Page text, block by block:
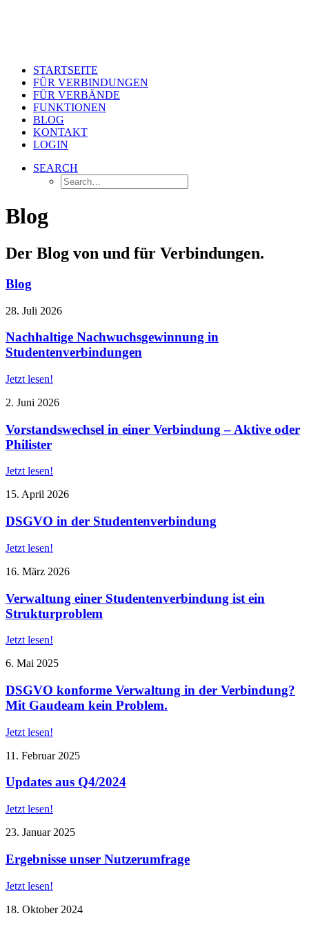
STARTSEITE
FÜR VERBINDUNGEN
FÜR VERBÄNDE
FUNKTIONEN
BLOG
KONTAKT
LOGIN
SEARCH
Blog
Der Blog von und für Verbindungen.
Blog
28. Juli 2026
Nachhaltige Nachwuchsgewinnung in
Studentenverbindungen
Jetzt lesen!
2. Juni 2026
Vorstandswechsel in einer Verbindung – Aktive oder
Philister
Jetzt lesen!
15. April 2026
DSGVO in der Studentenverbindung
Jetzt lesen!
16. März 2026
Verwaltung einer Studentenverbindung ist ein
Strukturproblem
Jetzt lesen!
6. Mai 2025
DSGVO konforme Verwaltung in der Verbindung?
Mit Gaudeam kein Problem.
Jetzt lesen!
11. Februar 2025
Updates aus Q4/2024
Jetzt lesen!
23. Januar 2025
Ergebnisse unser Nutzerumfrage
Jetzt lesen!
18. Oktober 2024